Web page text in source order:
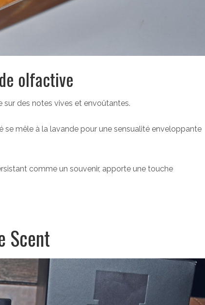
olfactive
sur des notes vives et envoûtantes.
se mêle à la lavande pour une sensualité enveloppante
comme un souvenir, apporte une touche
Scent